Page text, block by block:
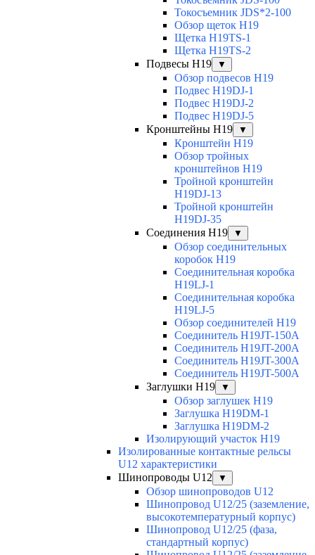
Токосъемник JDS*2-100
Обзор щеток H19
Щетка H19TS-1
Щетка H19TS-2
Подвесы H19
▼
Обзор подвесов H19
Подвес H19DJ-1
Подвес H19DJ-2
Подвес H19DJ-5
Кронштейны H19
▼
Кронштейн H19
Обзор тройных
кронштейнов H19
Тройной кронштейн
H19DJ-13
Тройной кронштейн
H19DJ-35
Соединения H19
▼
Обзор соединительных
коробок H19
Соединительная коробка
H19LJ-1
Соединительная коробка
H19LJ-5
Обзор соединителей H19
Соединитель H19JT-150A
Соединитель H19JT-200A
Соединитель H19JT-300A
Соединитель H19JT-500A
Заглушки H19
▼
Обзор заглушек H19
Заглушка H19DM-1
Заглушка H19DM-2
Изолирующий участок H19
Изолированные контактные рельсы
U12 характеристики
Шинопроводы U12
▼
Обзор шинопроводов U12
Шинопровод U12/25 (заземление,
высокотемпературный корпус)
Шинопровод U12/25 (фаза,
стандартный корпус)